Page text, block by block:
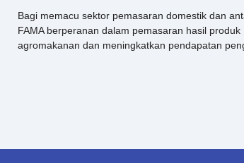
Bagi memacu sektor pemasaran domestik dan
FAMA berperanan dalam pemasaran hasil produk
agromakanan dan meningkatkan pendapatan